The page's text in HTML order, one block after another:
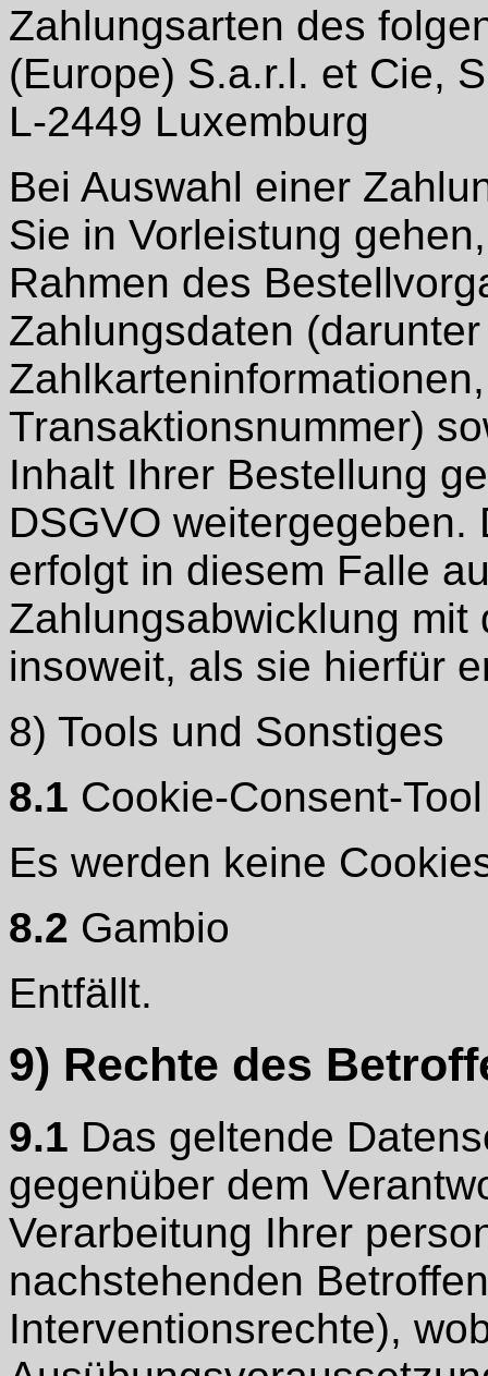
Zahlungsarten des
(Europe) S.a.r.l. et Cie,
L-2449 Luxemburg
Bei Auswahl einer
Sie in Vorleistung
Rahmen des
Zahlungsdaten
Transaktionsnummer)
Inhalt Ihrer Bestellung
DSGVO
erfolgt in diesem Falle
Zahlungsabwicklung mit
insoweit, als sie hierfür
8) Tools und Sonstiges
8.1 Cookie-Consent-Tool
Es werden keine
8.2 Gambio
Entfällt.
9) Rechte des
9.1 Das geltende
gegenüber dem
Verarbeitung Ihrer
nachstehenden
Interventionsrechte),